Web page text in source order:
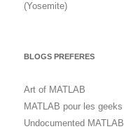
(Yosemite)
BLOGS PREFERES
Art of MATLAB
MATLAB pour les geeks
Undocumented MATLAB